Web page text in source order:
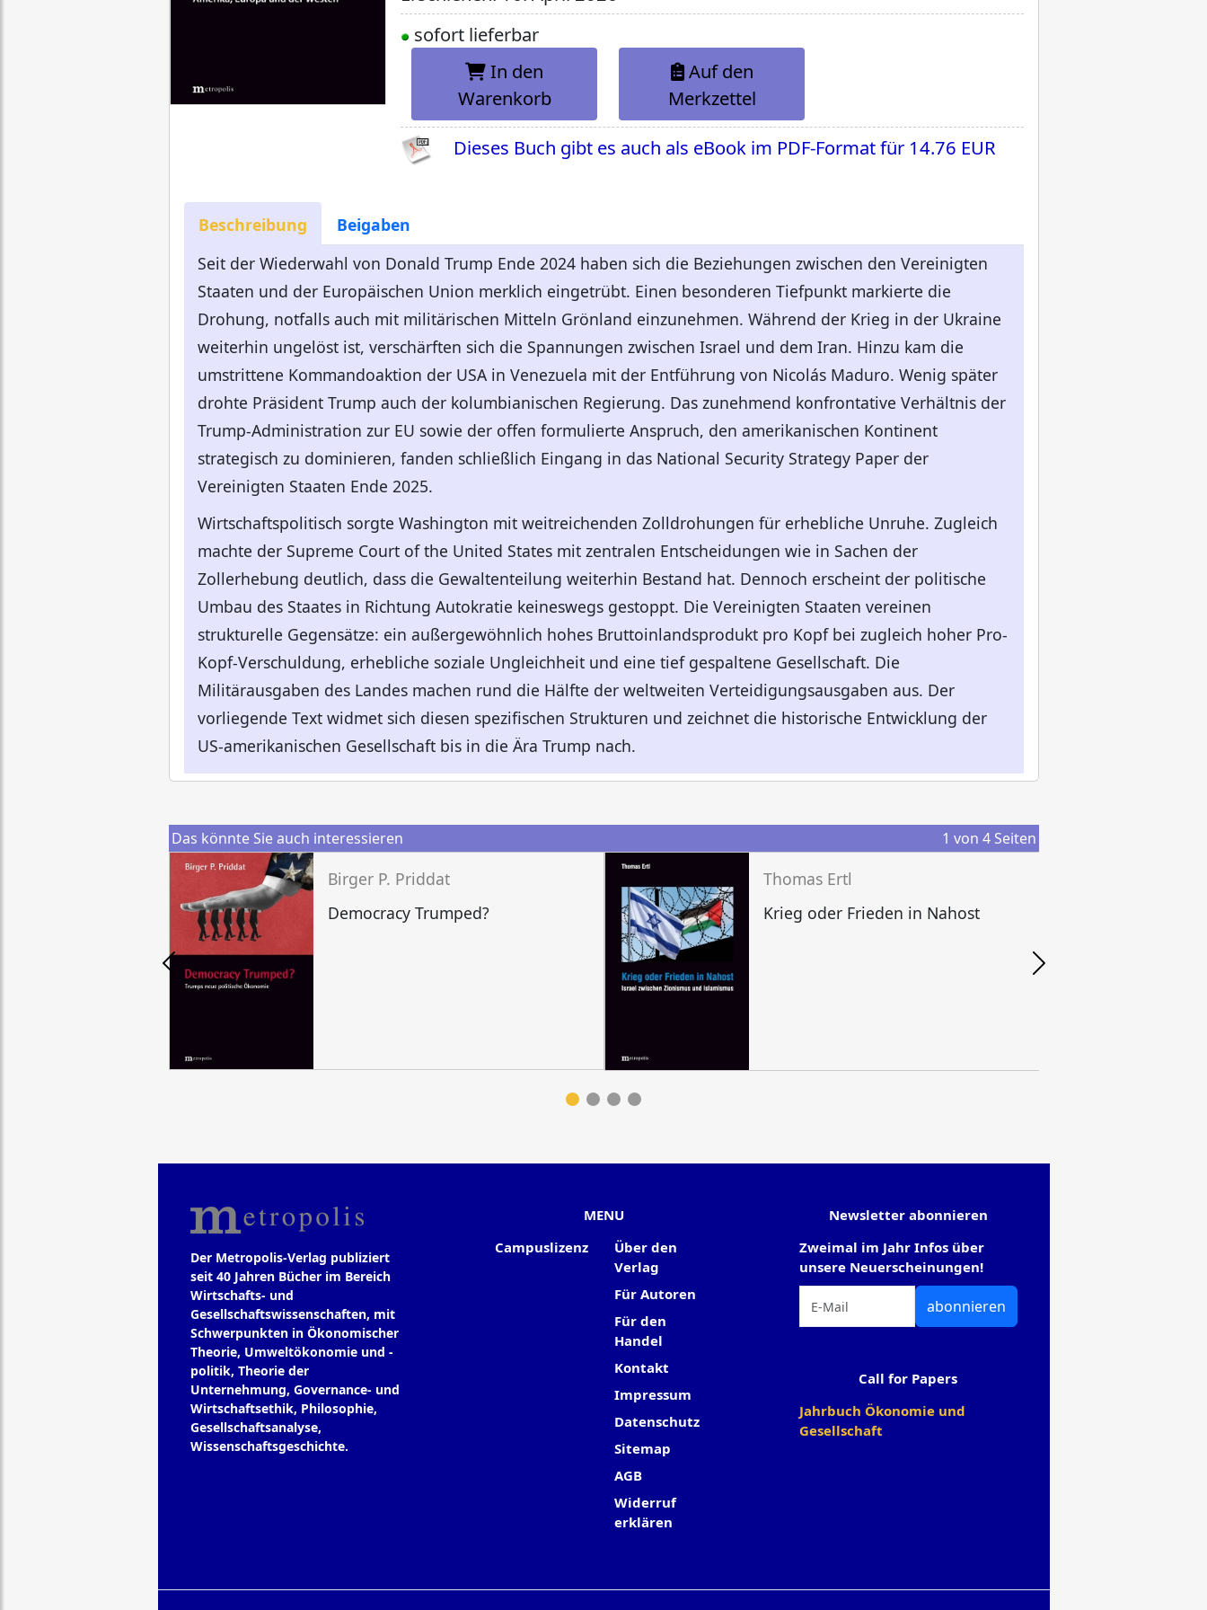
sofort lieferbar
In den
Warenkorb
Auf den
Merkzettel
Dieses Buch gibt es auch als eBook im PDF-Format für 14.76 EUR
Beschreibung
Beigaben
Seit der Wiederwahl von Donald Trump Ende 2024 haben sich die Beziehungen zwischen den Vereinigten
Staaten und der Europäischen Union merklich eingetrübt. Einen besonderen Tiefpunkt markierte die
Drohung, notfalls auch mit militärischen Mitteln Grönland einzunehmen. Während der Krieg in der Ukraine
weiterhin ungelöst ist, verschärften sich die Spannungen zwischen Israel und dem Iran. Hinzu kam die
umstrittene Kommandoaktion der USA in Venezuela mit der Entführung von Nicolás Maduro. Wenig später
drohte Präsident Trump auch der kolumbianischen Regierung. Das zunehmend konfrontative Verhältnis der
Trump-Administration zur EU sowie der offen formulierte Anspruch, den amerikanischen Kontinent
strategisch zu dominieren, fanden schließlich Eingang in das National Security Strategy Paper der
Vereinigten Staaten Ende 2025.
Wirtschaftspolitisch sorgte Washington mit weitreichenden Zolldrohungen für erhebliche Unruhe. Zugleich
machte der Supreme Court of the United States mit zentralen Entscheidungen wie in Sachen der
Zollerhebung deutlich, dass die Gewaltenteilung weiterhin Bestand hat. Dennoch erscheint der politische
Umbau des Staates in Richtung Autokratie keineswegs gestoppt. Die Vereinigten Staaten vereinen
strukturelle Gegensätze: ein außergewöhnlich hohes Bruttoinlandsprodukt pro Kopf bei zugleich hoher Pro-
Kopf-Verschuldung, erhebliche soziale Ungleichheit und eine tief gespaltene Gesellschaft. Die
Militärausgaben des Landes machen rund die Hälfte der weltweiten Verteidigungsausgaben aus. Der
vorliegende Text widmet sich diesen spezifischen Strukturen und zeichnet die historische Entwicklung der
US-amerikanischen Gesellschaft bis in die Ära Trump nach.
Das könnte Sie auch interessieren 1 von 4Seiten
Birger P. Priddat
Democracy Trumped?
Thomas Ertl
Krieg oder Frieden in Nahost
Der Metropolis-Verlag publiziert
seit 40 Jahren Bücher im Bereich
Wirtschafts- und
Gesellschaftswissenschaften, mit
Schwerpunkten in Ökonomischer
Theorie, Umweltökonomie und -
politik, Theorie der
Unternehmung, Governance- und
Wirtschaftsethik, Philosophie,
Gesellschaftsanalyse,
Wissenschaftsgeschichte.
MENU
Campuslizenz
Über den
Verlag
Für Autoren
Für den
Handel
Kontakt
Impressum
Datenschutz
Sitemap
AGB
Widerruf
erklären
Newsletter abonnieren
Zweimal im Jahr Infos über
unsere Neuerscheinungen!
abonnieren
Call for Papers
Jahrbuch Ökonomie und
Gesellschaft